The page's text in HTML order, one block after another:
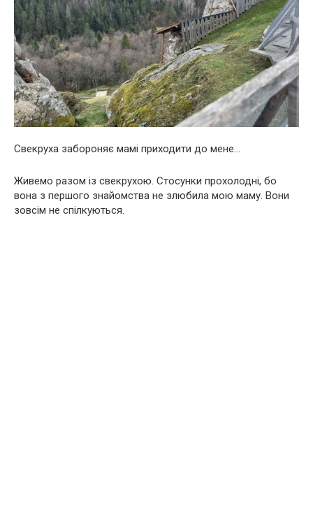
Свекруха забороняє мамі приходити до мене…
Живемо разом із свекрухою. Стосунки прохолодні, бо
вона з першого знайомства не злюбила мою маму. Вони
зовсім не спілкуються.